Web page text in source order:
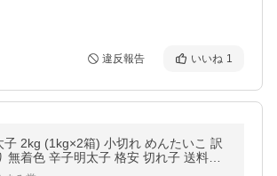
違反報告 いいね 1
子 2kg (1kg×2箱) 小切れ めんたいこ 訳
無着色 辛子明太子 格安 切れ子 送料無
岡 博多 ギフト ご飯のお供 業務用 うま